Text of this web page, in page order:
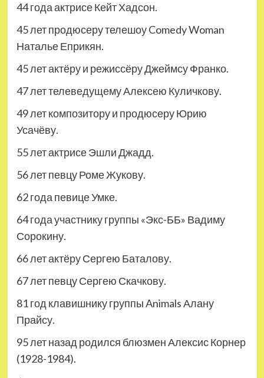
44 года актрисе Кейт Хадсон.
45 лет продюсеру телешоу Comedy Woman
Наталье Еприкян.
45 лет актёру и режиссёру Джеймсу Франко.
47 лет телеведущему Алексею Куличкову.
49 лет композитору и продюсеру Юрию
Усачёву.
55 лет актрисе Эшли Джадд.
56 лет певцу Роме Жукову.
62 года певице Умке.
64 года участнику группы «Экс-ББ» Вадиму
Сорокину.
66 лет актёру Сергею Баталову.
67 лет певцу Сергею Скачкову.
81 год клавишнику группы Animals Алану
Прайсу.
95 лет назад родился блюзмен Алексис Корнер
(1928-1984).